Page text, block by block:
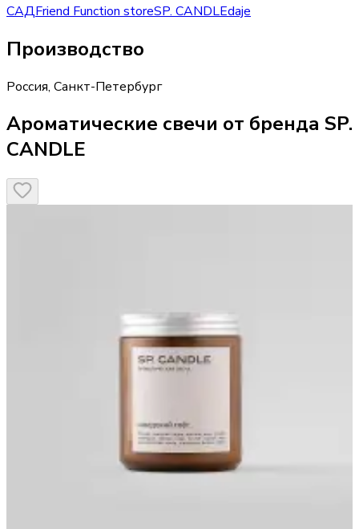
САДFriend Function storeSP. CANDLEdaje
Производство
Россия, Санкт-Петербург
Ароматические свечи от бренда SP.
CANDLE